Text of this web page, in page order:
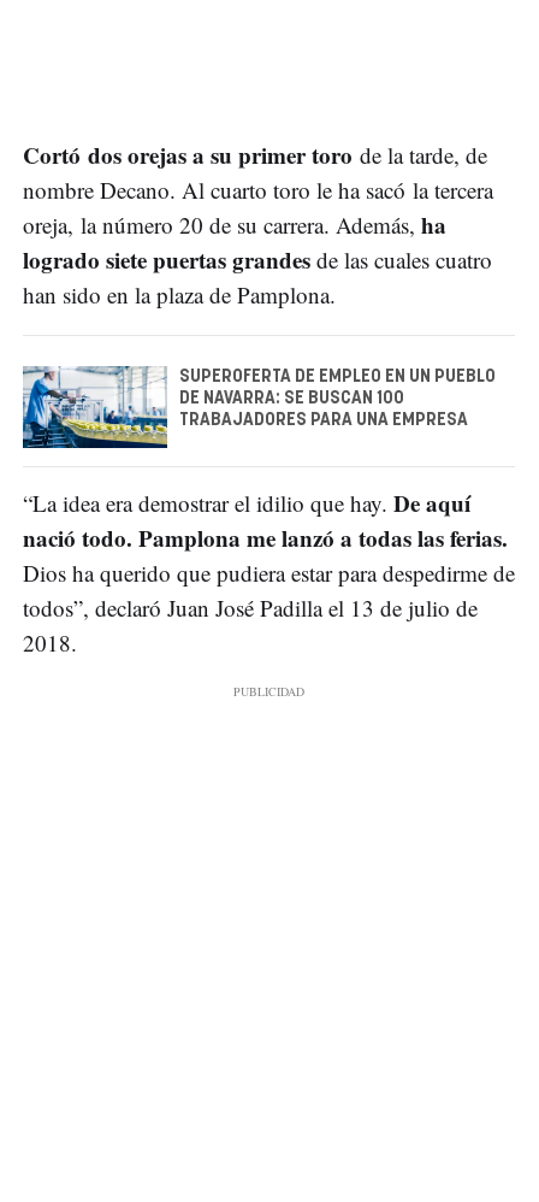
Cortó dos orejas a su primer toro de la tarde, de
nombre Decano. Al cuarto toro le ha sacó la tercera
oreja, la número 20 de su carrera. Además, ha
logrado siete puertas grandes de las cuales cuatro
han sido en la plaza de Pamplona.
SUPEROFERTA DE EMPLEO EN UN PUEBLO
DE NAVARRA: SE BUSCAN 100
TRABAJADORES PARA UNA EMPRESA
“La idea era demostrar el idilio que hay. De aquí
nació todo. Pamplona me lanzó a todas las ferias.
Dios ha querido que pudiera estar para despedirme de
todos”, declaró Juan José Padilla el 13 de julio de
2018.